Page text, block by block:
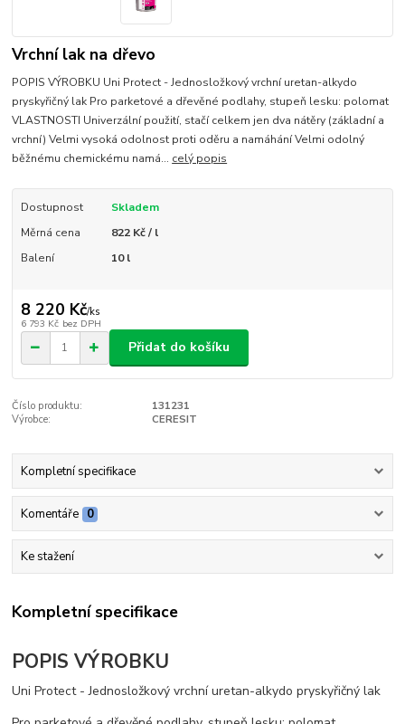
Vrchní lak na dřevo
POPIS VÝROBKU Uni Protect - Jednosložkový vrchní uretan-alkydo
pryskyřičný lak Pro parketové a dřevěné podlahy, stupeň lesku: polomat
VLASTNOSTI Univerzální použití, stačí celkem jen dva nátěry (základní a
vrchní) Velmi vysoká odolnost proti oděru a namáhání Velmi odolný
běžnému chemickému namá... celý popis
Dostupnost
Skladem
Měrná cena
822 Kč / l
Balení
10 l
8 220 Kč/ks
6 793 Kč bez DPH
Přidat do košíku
Číslo produktu:
131231
Výrobce:
CERESIT
Kompletní specifikace
Komentáře 0
Ke stažení
Kompletní specifikace
POPIS VÝROBKU
Uni Protect - Jednosložkový vrchní uretan-alkydo pryskyřičný lak